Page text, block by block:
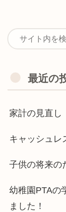
最近の
家計の見直し
キャッシュレ
子供の将来の
幼稚園PTAの
ました！